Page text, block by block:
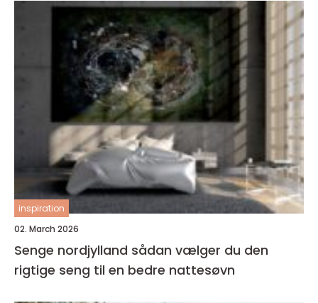
inspiration
02. March 2026
Senge nordjylland sådan vælger du den
rigtige seng til en bedre nattesøvn